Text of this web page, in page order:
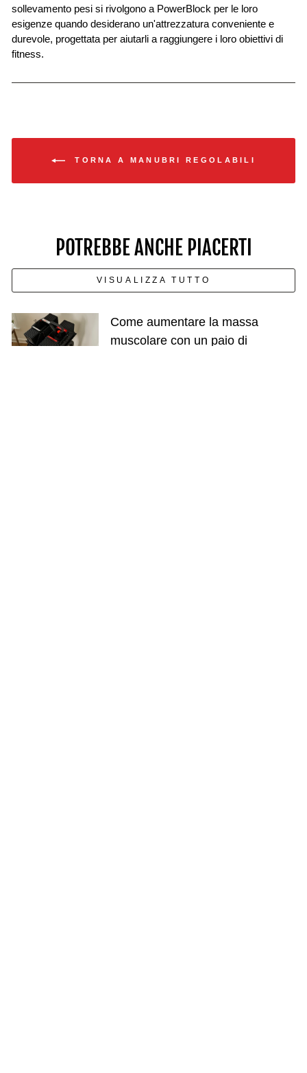
sollevamento pesi si rivolgono a PowerBlock per le loro
esigenze quando desiderano un'attrezzatura conveniente e
durevole, progettata per aiutarli a raggiungere i loro obiettivi di
fitness.
TORNA A MANUBRI REGOLABILI
POTREBBE ANCHE PIACERTI
VISUALIZZA TUTTO
Come aumentare la massa
muscolare con un paio di